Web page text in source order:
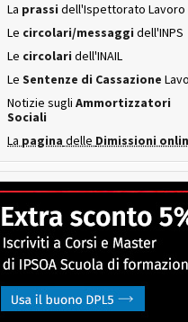
La prassi dell'Ispettorato Lavoro
Le circolari/messaggi dell'INPS
Le circolari dell'INAIL
Le Sentenze di Cassazione
Notizie sugli Ammortizzatori
Sociali
La pagina delle Dimissioni